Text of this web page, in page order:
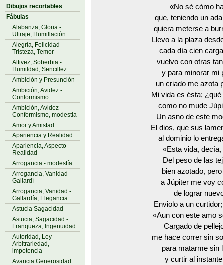
Dibujos recortables
Fábulas
Alabanza, Gloria -
Ultraje, Humillación
Alegría, Felicidad -
Tristeza, Temor
Altivez, Soberbia -
Humildad, Sencillez
Ambición y Presunción
Ambición, Avidez -
Conformismo
Ambición, Avidez -
Conformismo, modestia
Amor y Amistad
Apariencia y Realidad
Apariencia, Aspecto -
Realidad
Arrogancia - modestía
Arrogancia, Vanidad -
Gallardí
Arrogancia, Vanidad -
Gallardía, Elegancia
Astucia Sagacidad
Astucia, Sagacidad -
Franqueza, Ingenuidad
Autoridad, Ley -
Arbitrariedad,
impotencia
Avaricia Generosidad
«No sé cómo
que, teniendo un
quiera meterse a
Llevo a la plaza
cada día cien
vuelvo con otras
y para minorar mi
un criado me azota
Mi vida es ésta;
como no mude
Un asno de este
El dios, que sus
al dominio lo
«Esta vida, decía,
Del peso de las
bien azotado,
a Júpiter me voy
de lograr
Enviolo a un
«Aun con este amo
Cargado de
me hace correr sin
para matarme sin
y curtir al